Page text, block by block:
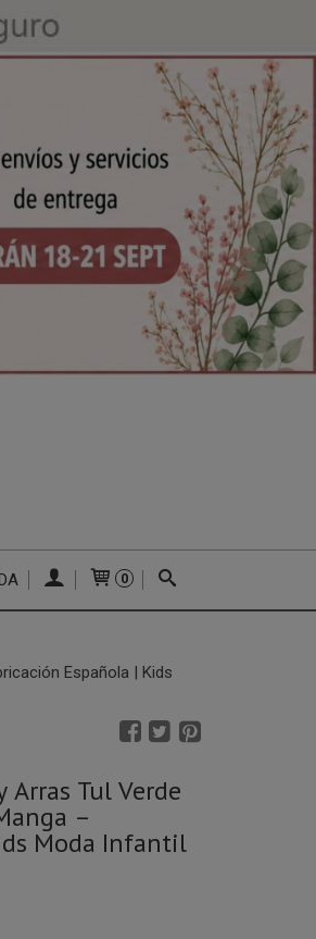
0
Española | Kids
Tul Verde
–
Moda Infantil